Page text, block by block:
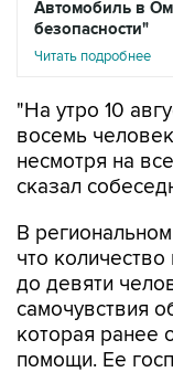
Читать подробнее
"На утро 10
несмотря на
сказал
В
до девяти
самочувствия
которая ранее
помощи. Ее
отделение.